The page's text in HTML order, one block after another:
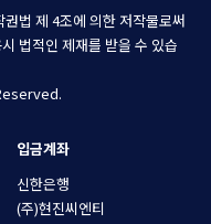
법 제 4조에 의한 저작물로써
법적인 제재를 받을 수 있습
입금계좌
신한은행
(주)현진씨엔티